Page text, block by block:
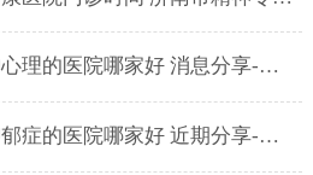
的医院哪家好 消息分享-济南
的医院哪家好 近期分享-济南